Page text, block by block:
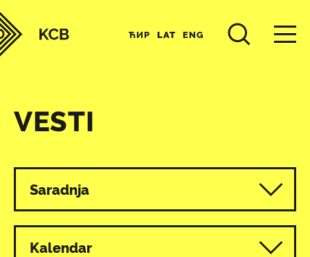
ЋИР LAT ENG
VESTI
Svi programi
Saradnja
Kalendar